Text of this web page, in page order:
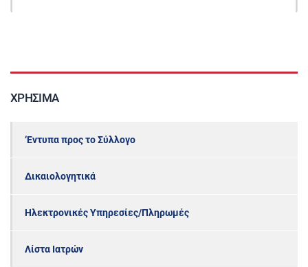
ΧΡΉΣΙΜΑ
‘Εντυπα προς το Σύλλογο
Δικαιολογητικά
Ηλεκτρονικές Υπηρεσίες/Πληρωμές
Λίστα Ιατρών